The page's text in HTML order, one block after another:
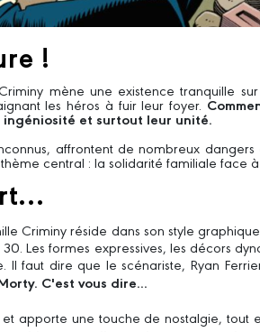
!
mène une existence
les héros à fuir leur foyer.
et surtout leur unité.
affrontent de nombreux
central : la solidarité familiale face à
Criminy réside dans son style
Les formes expressives, les décors
faut dire que le scénariste, Ryan
C'est vous dire...
apporte une touche de nostalgie, tout